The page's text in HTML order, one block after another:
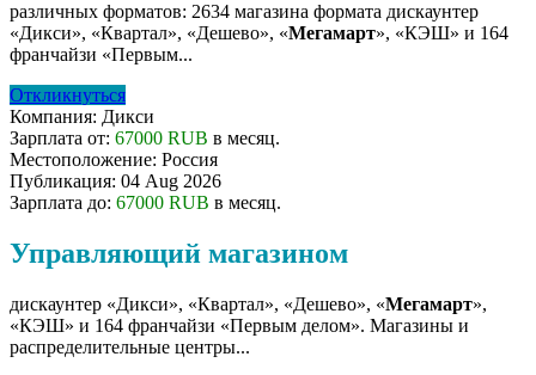
различных форматов: 2634 магазина формата дискаунтер
«Дикси», «Квартал», «Дешево», «Мегамарт», «КЭШ» и 164
франчайзи «Первым...
Откликнуться
Компания: Дикси
Зарплата от: 67000 RUB в месяц.
Местоположение: Россия
Публикация: 04 Aug 2026
Зарплата до: 67000 RUB в месяц.
Управляющий магазином
дискаунтер «Дикси», «Квартал», «Дешево», «Мегамарт»,
«КЭШ» и 164 франчайзи «Первым делом». Магазины и
распределительные центры...